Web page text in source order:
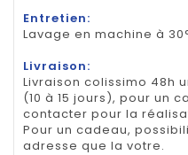
Entretien:
Lavage en machine à
Livraison:
Livraison colissimo 48h
(10 à 15 jours), pour un
contacter pour la
Pour un cadeau,
adresse que la votre.